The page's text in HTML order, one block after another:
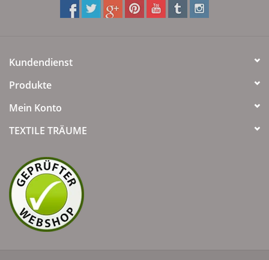
Kundendienst
Produkte
Mein Konto
TEXTILE TRÄUME